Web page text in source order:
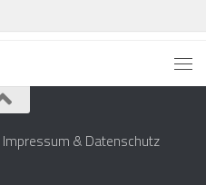
Impressum & Datenschutz